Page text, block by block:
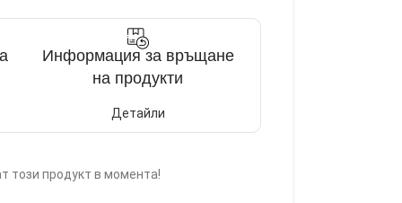
Информация за връщане
на продукти
Детайли
този продукт в момента!